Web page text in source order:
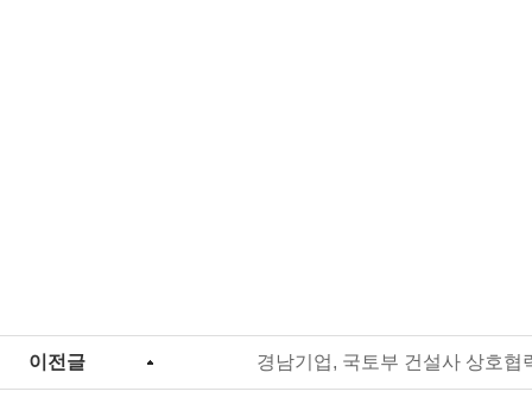
이전글 경남기업, 국토부 건설사 상호협